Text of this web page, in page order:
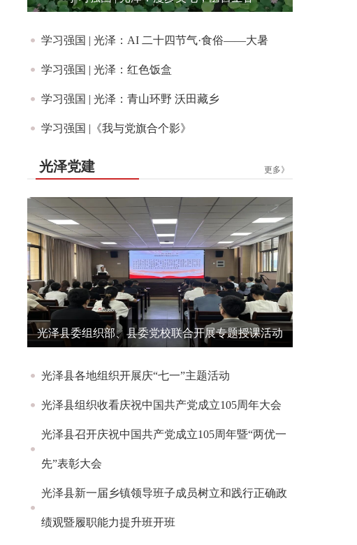
学习强国 | 光泽：AI 二十四节气·食俗——大暑
学习强国 | 光泽：红色饭盒
学习强国 | 光泽：青山环野 沃田藏乡
学习强国 |《我与党旗合个影》
更多》
光泽党建
光泽县委组织部、县委党校联合开展专题授课活动
光泽县各地组织开展庆“七一”主题活动
光泽县组织收看庆祝中国共产党成立105周年大会
光泽县召开庆祝中国共产党成立105周年暨“两优一
先”表彰大会
光泽县新一届乡镇领导班子成员树立和践行正确政
绩观暨履职能力提升班开班